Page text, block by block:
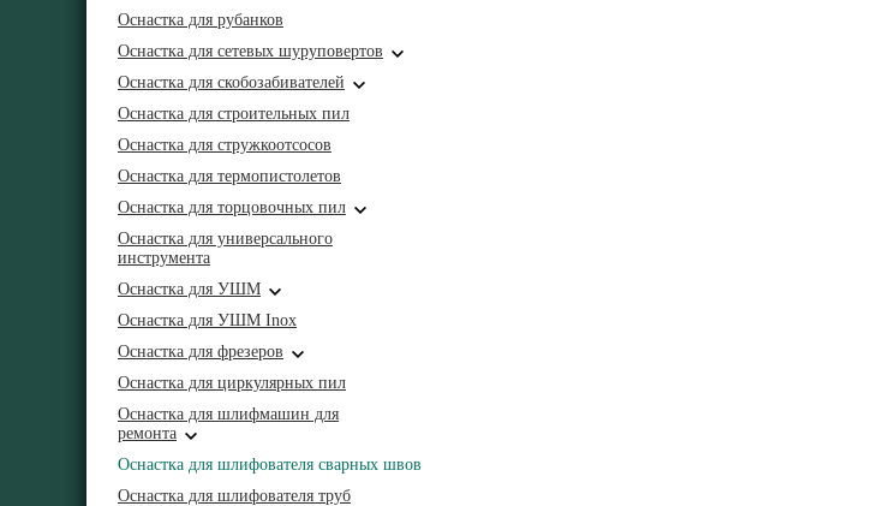
Оснастка для рубанков
Оснастка для сетевых шуруповертов
Оснастка для скобозабивателей
Оснастка для строительных пил
Оснастка для стружкоотсосов
Оснастка для термопистолетов
Оснастка для торцовочных пил
Оснастка для универсального
инструмента
Оснастка для УШМ
Оснастка для УШМ Inox
Оснастка для фрезеров
Оснастка для циркулярных пил
Оснастка для шлифмашин для
ремонта
Оснастка для шлифователя сварных швов
Оснастка для шлифователя труб